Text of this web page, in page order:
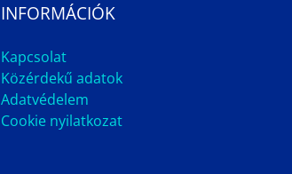
INFORMÁCIÓK
Kapcsolat
Közérdekű adatok
Adatvédelem
Cookie nyilatkozat